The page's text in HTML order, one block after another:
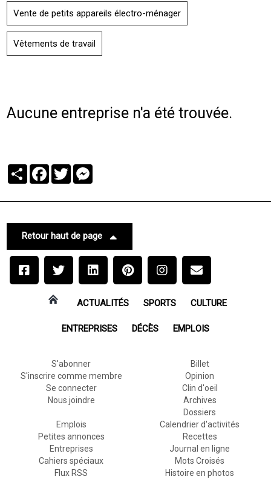
Vente de petits appareils électro-ménager
Vêtements de travail
Aucune entreprise n'a été trouvée.
PartagerFacebook
Twitter
Retour haut de page
ACTUALITÉS SPORTS CULTURE
ENTREPRISES DÉCÈS EMPLOIS
S'abonner
S'inscrire comme membre
Se connecter
Nous joindre
Billet
Opinion
Clin d'oeil
Archives
Dossiers
Emplois
Petites annonces
Entreprises
Cahiers spéciaux
Flux RSS
Calendrier d'activités
Recettes
Journal en ligne
Mots Croisés
Histoire en photos